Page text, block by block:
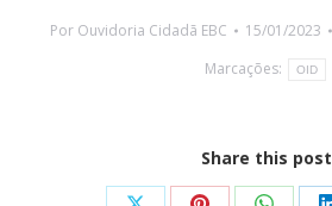
Por Ouvidoria Cidadã EBC 15/01/2023
Marcações:
OID
Share this post